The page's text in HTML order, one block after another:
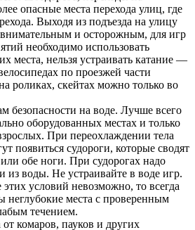
опасные места перехода улиц, где
Выходя из подъезда на улицу
и осторожным, для игр
необходимо использовать
места, нельзя устраивать катание —
по проезжей части
роликах, скейтах можно только во
безопасности на воде. Лучше всего
оборудованных местах и только
При переохлаждении тела
появиться судороги, которые сводят
обе ноги. При судорогах надо
из воды. Не устраивайте в воде игр.
условий невозможно, то всегда
неглубокие места с проверенным
течением.
комаров, пауков и других